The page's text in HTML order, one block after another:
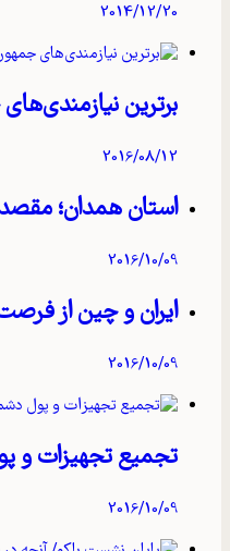
2014/12/20
برترین
2016/08/12
استان همدان؛
2016/10/09
ایران و چین از
2016/10/09
تجمیع تجهیزات و
2016/10/09